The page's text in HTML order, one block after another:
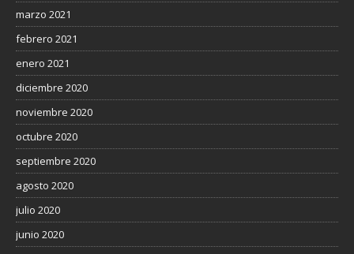
marzo 2021
febrero 2021
enero 2021
diciembre 2020
noviembre 2020
octubre 2020
septiembre 2020
agosto 2020
julio 2020
junio 2020